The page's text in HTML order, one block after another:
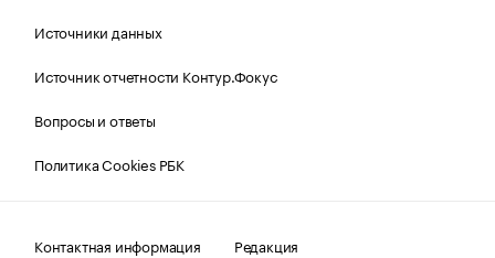
Источники данных
Источник отчетности Контур.Фокус
Вопросы и ответы
Политика Cookies РБК
Контактная информация Редакция